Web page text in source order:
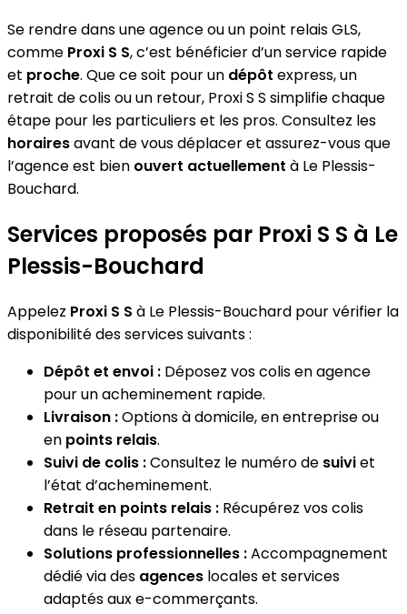
Se rendre dans une agence ou un point relais GLS,
comme Proxi S S, c’est bénéficier d’un service rapide
et proche. Que ce soit pour un dépôt express, un
retrait de colis ou un retour, Proxi S S simplifie chaque
étape pour les particuliers et les pros. Consultez les
horairesavant de vous déplacer et assurez-vous que
l’agence est bien ouvert actuellement à Le Plessis-
Bouchard.
Services proposés par Proxi S S à Le
Plessis-Bouchard
Appelez Proxi S S à Le Plessis-Bouchard pour vérifier la
disponibilité des services suivants :
Dépôt et envoi : Déposez vos colis en agence
pour un acheminement rapide.
Livraison :Options à domicile, en entreprise ou
en points relais.
Suivi de colis :Consultez le numéro de suiviet
l’état d’acheminement.
Retrait en points relais : Récupérez vos colis
dans le réseau partenaire.
Solutions professionnelles :Accompagnement
dédié via des agences locales et services
adaptés aux e-commerçants.